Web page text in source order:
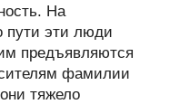
На
пути эти люди
предъявляются
фамилии
тяжело